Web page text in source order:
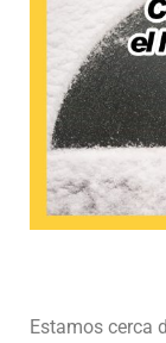
Estamos cerca